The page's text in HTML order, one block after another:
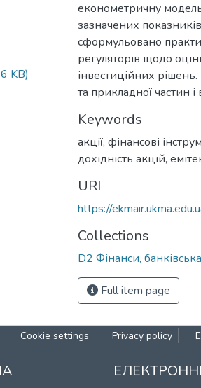
KB)
економетричну
зазначених
сформульовано
регуляторів щодо
інвестиційних рішень.
та прикладної частин і
Keywords
акції, фінансові
дохідність акцій,
URI
https://
Collections
D2 Фінанси,
Full item page
Cookie settings Privacy policy